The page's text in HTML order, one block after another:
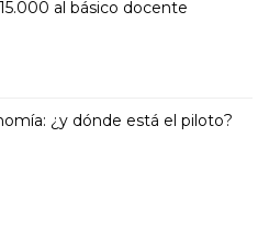
al básico docente
¿y dónde está el piloto?